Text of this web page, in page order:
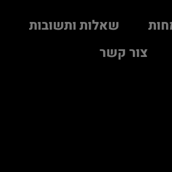
שאלות ותשובות
צור קשר